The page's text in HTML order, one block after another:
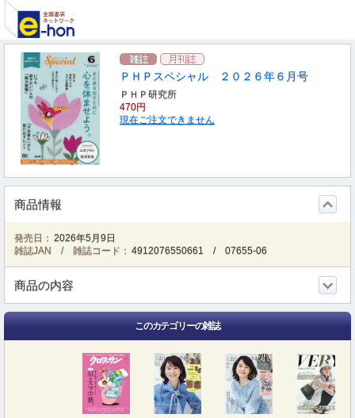
ＰＨＰスペシャル ２０２６年６月号
ＰＨＰ研究所
470円
現在ご注文できません
商品情報
発売日： 2026年5月9日
雑誌JAN / 雑誌コード： 4912076550661 /07655-06
商品の内容
このカテゴリーの雑誌